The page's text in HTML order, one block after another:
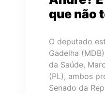
que não
O deputado
Gadelha
da Saúde,
(PL), ambos
Senado da